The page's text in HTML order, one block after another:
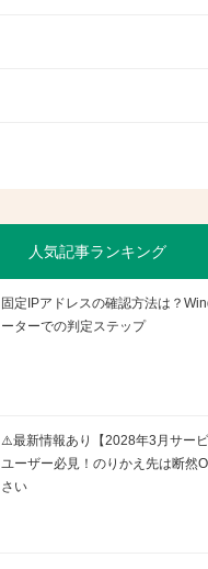
人気記事ランキング
固定IPアドレスの確認方法は？
ーターでの判定ステップ
⚠️最新情報あり【2028年3月サー
ユーザー必見！のりかえ先は断然
さい